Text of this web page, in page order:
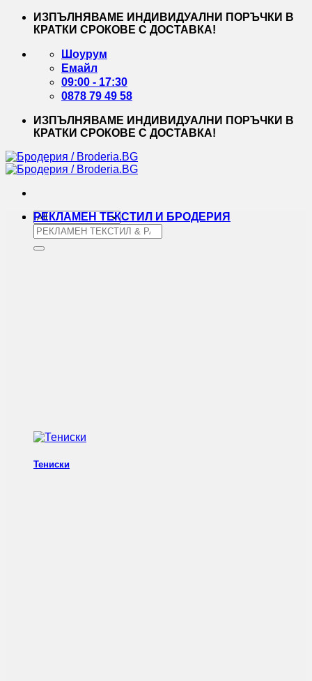
Skip
ИЗПЪЛНЯВАМЕ ИНДИВИДУАЛНИ ПОРЪЧКИ В
КРАТКИ СРОКОВЕ С ДОСТАВКА!
Шоурум
Емайл
09:00 - 17:30
0878 79 49 58
ИЗПЪЛНЯВАМЕ ИНДИВИДУАЛНИ ПОРЪЧКИ В
КРАТКИ СРОКОВЕ С ДОСТАВКА!
Търсене
за:
РЕКЛАМЕН ТЕКСТИЛ И БРОДЕРИЯ
Тениски